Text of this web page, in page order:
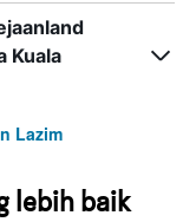
Kuala
Lazim
lebih baik